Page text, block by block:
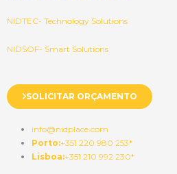
NIDTEC- Technology Solutions
NIDSOF- Smart Solutions
SOLICITAR ORÇAMENTO
info@nidplace.com
Porto:+351 220 980 253*
Lisboa:+351 210 992 230*